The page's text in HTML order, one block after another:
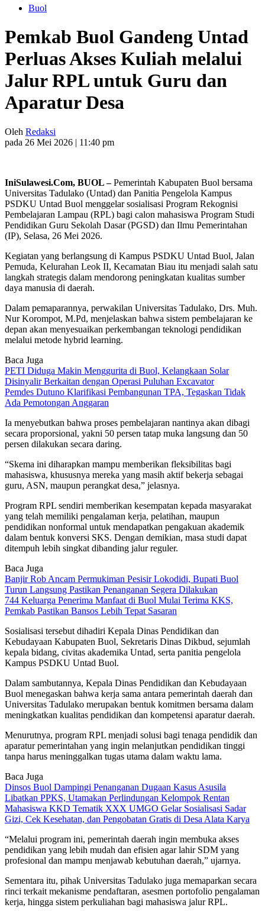
Buol
Pemkab Buol Gandeng Untad
Perluas Akses Kuliah melalui
Jalur RPL untuk Guru dan
Aparatur Desa
Oleh Redaksi
pada 26 Mei 2026 | 11:40 pm
IniSulawesi.Com, BUOL –Pemerintah Kabupaten Buol bersama
Universitas Tadulako (Untad) dan Panitia Pengelola Kampus
PSDKU Untad Buol menggelar sosialisasi Program Rekognisi
Pembelajaran Lampau (RPL) bagi calon mahasiswa Program Studi
Pendidikan Guru Sekolah Dasar (PGSD) dan Ilmu Pemerintahan
(IP), Selasa, 26 Mei 2026.
Kegiatan yang berlangsung di Kampus PSDKU Untad Buol, Jalan
Pemuda, Kelurahan Leok II, Kecamatan Biau itu menjadi salah satu
langkah strategis dalam mendorong peningkatan kualitas sumber
daya manusia di daerah.
Dalam pemaparannya, perwakilan Universitas Tadulako, Drs. Muh.
Nur Korompot, M.Pd, menjelaskan bahwa sistem pembelajaran ke
depan akan menyesuaikan perkembangan teknologi pendidikan
melalui metode hybrid learning.
Baca Juga
PETI Diduga Makin Menggurita di Buol, Kelangkaan Solar
Disinyalir Berkaitan dengan Operasi Puluhan Excavator
Pemdes Dutuno Klarifikasi Pembangunan TPA, Tegaskan Tidak
Ada Pemotongan Anggaran
Ia menyebutkan bahwa proses pembelajaran nantinya akan dibagi
secara proporsional, yakni 50 persen tatap muka langsung dan 50
persen dilakukan secara daring.
“Skema ini diharapkan mampu memberikan fleksibilitas bagi
mahasiswa, khususnya mereka yang masih aktif bekerja sebagai
guru, ASN, maupun perangkat desa,” jelasnya.
Program RPL sendiri memberikan kesempatan kepada masyarakat
yang telah memiliki pengalaman kerja, pelatihan, maupun
pendidikan nonformal untuk mendapatkan pengakuan akademik
dalam bentuk konversi SKS. Dengan demikian, masa studi dapat
ditempuh lebih singkat dibanding jalur reguler.
Baca Juga
Banjir Rob Ancam Permukiman Pesisir Lokodidi, Bupati Buol
Turun Langsung Pastikan Penanganan Segera Dilakukan
744 Keluarga Penerima Manfaat di Buol Mulai Terima KKS,
Pemkab Pastikan Bansos Lebih Tepat Sasaran
Sosialisasi tersebut dihadiri Kepala Dinas Pendidikan dan
Kebudayaan Kabupaten Buol, Sekretaris Dinas Dikbud, sejumlah
kepala bidang, civitas akademika Untad, serta panitia pengelola
Kampus PSDKU Untad Buol.
Dalam sambutannya, Kepala Dinas Pendidikan dan Kebudayaan
Buol menegaskan bahwa kerja sama antara pemerintah daerah dan
Universitas Tadulako merupakan bentuk komitmen bersama dalam
meningkatkan kualitas pendidikan dan kompetensi aparatur daerah.
Menurutnya, program RPL menjadi solusi bagi tenaga pendidik dan
aparatur pemerintahan yang ingin melanjutkan pendidikan tinggi
tanpa harus meninggalkan tugas utama dalam waktu lama.
Baca Juga
Dinsos Buol Dampingi Penanganan Dugaan Kasus Asusila
Libatkan PPKS, Utamakan Perlindungan Kelompok Rentan
Mahasiswa KKD Tematik XXX UMGO Gelar Sosialisasi Sadar
Gizi, Cek Kesehatan, dan Pengobatan Gratis di Desa Alata Karya
“Melalui program ini, pemerintah daerah ingin membuka akses
pendidikan yang lebih mudah dan efisien agar lahir SDM yang
profesional dan mampu menjawab kebutuhan daerah,” ujarnya.
Sementara itu, pihak Universitas Tadulako juga memaparkan secara
rinci terkait mekanisme pendaftaran, asesmen portofolio pengalaman
kerja, hingga sistem perkuliahan bagi mahasiswa jalur RPL.